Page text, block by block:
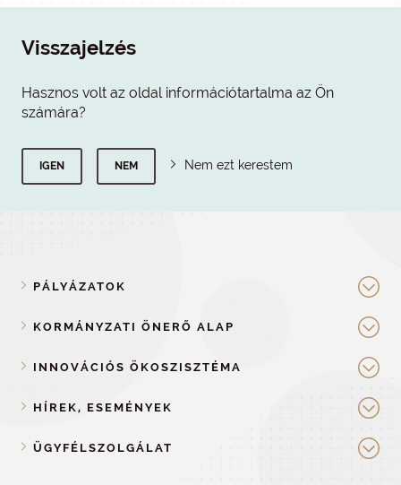
Visszajelzés
Hasznos volt az oldal információtartalma az Ön
számára?
IGEN NEM Nem ezt kerestem
PÁLYÁZATOK
KORMÁNYZATI ÖNERŐ ALAP
INNOVÁCIÓS ÖKOSZISZTÉMA
HÍREK, ESEMÉNYEK
ÜGYFÉLSZOLGÁLAT